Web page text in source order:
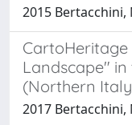
2015 Bertacchini,
Landscape"
(Northern
2017 Bertacchini,